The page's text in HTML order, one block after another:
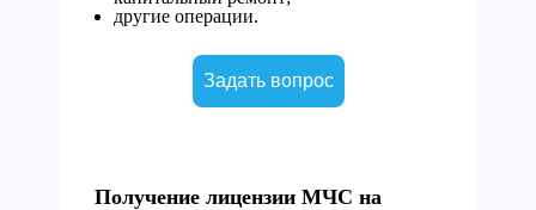
другие операции.
Задать вопрос
Получение лицензии МЧС на